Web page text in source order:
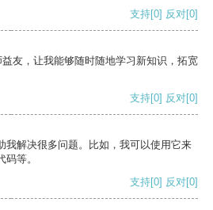
支持[0] 反对[0]
友，让我能够随时随地学习新知识，拓宽
支持[0] 反对[0]
我解决很多问题。比如，我可以使用它来
等。
支持[0] 反对[0]